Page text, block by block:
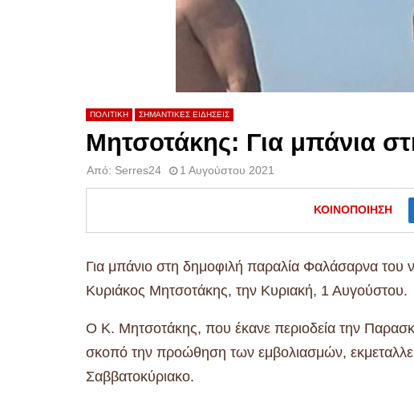
ΠΟΛΙΤΙΚΗ ΣΗΜΑΝΤΙΚΕΣ ΕΙΔΗΣΕΙΣ
Μητσοτάκης: Για μπάνια
Από: Serres24 1 Αυγούστου 2021
ΚΟΙΝΟΠΟΊΗΣΗ
Για μπάνιο στη δημοφιλή παραλία Φαλάσαρνα
Κυριάκος Μητσοτάκης, την Κυριακή, 1 Αυγούστου.
Ο Κ. Μητσοτάκης, που έκανε περιοδεία την
σκοπό την προώθηση των εμβολιασμών,
Σαββατοκύριακο.